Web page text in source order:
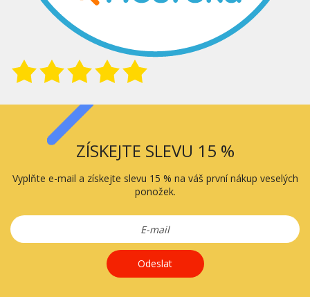
ZÍSKEJTE SLEVU 15 %
Vyplňte e-mail a získejte slevu 15 % na váš první nákup veselých
ponožek.
Odeslat